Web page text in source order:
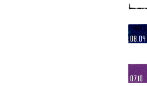
08.04
07.10